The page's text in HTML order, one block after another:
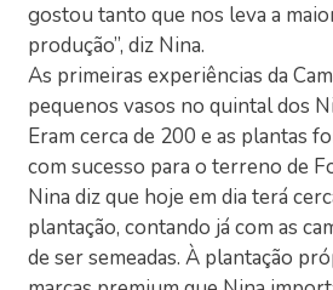
gostou tanto que nos leva a
produção”, diz Nina.
As primeiras experiências da
pequenos vasos no quintal dos
Eram cerca de 200 e as plantas
com sucesso para o terreno de
Nina diz que hoje em dia terá
plantação, contando já com as
de ser semeadas. À plantação